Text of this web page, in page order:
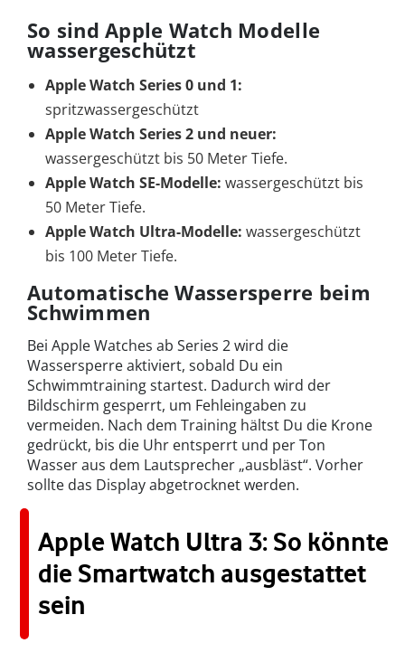
So sind Apple Watch Modelle
wassergeschützt
Apple Watch Series 0 und 1:
spritzwassergeschützt
Apple Watch Series 2 und neuer:
wassergeschützt bis 50 Meter Tiefe.
Apple Watch SE-Modelle: wassergeschützt bis
50 Meter Tiefe.
Apple Watch Ultra-Modelle: wassergeschützt
bis 100 Meter Tiefe.
Automatische Wassersperre beim
Schwimmen
Bei Apple Watches ab Series 2 wird die
Wassersperre aktiviert, sobald Du ein
Schwimmtraining startest. Dadurch wird der
Bildschirm gesperrt, um Fehleingaben zu
vermeiden. Nach dem Training hältst Du die Krone
gedrückt, bis die Uhr entsperrt und per Ton
Wasser aus dem Lautsprecher „ausbläst“. Vorher
sollte das Display abgetrocknet werden.
Apple Watch Ultra 3: So könnte
die Smartwatch ausgestattet
sein